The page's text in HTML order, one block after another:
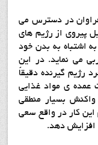
فراوان در دسترس می
پیروی از رژیم های
اشتباه به بدن خود
می نماید. در این
رژیم گیرنده دقیقاً
عمده ی مواد غذایی
بسیار منطقی
این کار در واقع سعی
افزایش دهد.